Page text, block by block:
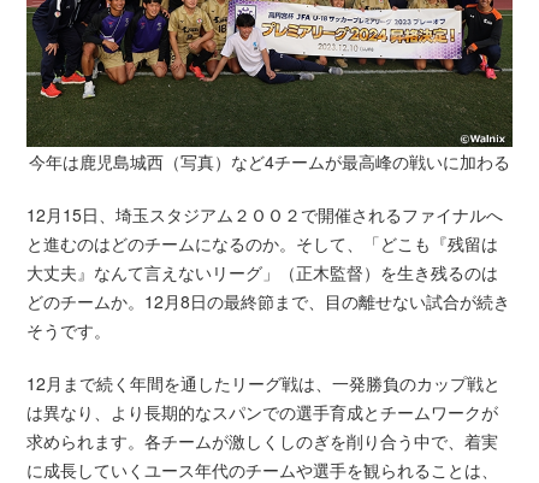
今年は鹿児島城西（写真）など4チームが最高峰の戦いに加わる
12月15日、埼玉スタジアム２ＯＯ２で開催されるファイナルへ
と進むのはどのチームになるのか。そして、「どこも『残留は
大丈夫』なんて言えないリーグ」（正木監督）を生き残るのは
どのチームか。12月8日の最終節まで、目の離せない試合が続き
そうです。
12月まで続く年間を通したリーグ戦は、一発勝負のカップ戦と
は異なり、より長期的なスパンでの選手育成とチームワークが
求められます。各チームが激しくしのぎを削り合う中で、着実
に成長していくユース年代のチームや選手を観られることは、